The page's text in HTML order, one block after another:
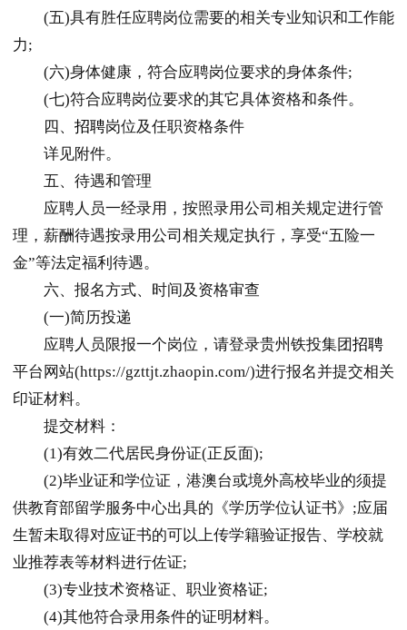
(五)具有胜任应聘岗位需要的相关专业知识和工作能
力;
(六)身体健康，符合应聘岗位要求的身体条件;
(七)符合应聘岗位要求的其它具体资格和条件。
四、 招聘岗位及任职资格条件
详见附件。
五、待遇和管理
应聘人员一经录用，按照录用公司相关规定进行管
理，薪酬待遇按录用公司相关规定执行，享受“五险一
金”等法定福利待遇。
六、报名方式、时间及资格审查
(一)简历投递
应聘人员限报一个岗位，请登录贵州铁投集团招聘
平台网站(https://gzttjt.zhaopin.com/)进行报名并提交相关
印证材料。
提交材料：
(1)有效二代居民身份证(正反面);
(2)毕业证和学位证，港澳台或境外高校毕业的须提
供教育部留学服务中心出具的《学历学位认证书》;应届
生暂未取得对应证书的可以上传学籍验证报告、学校就
业推荐表等材料进行佐证;
(3)专业技术资格证、职业资格证;
(4)其他符合录用条件的证明材料。